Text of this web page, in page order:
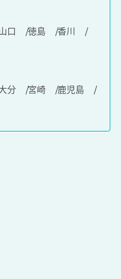
口 徳島
香川
分 宮崎
鹿児島